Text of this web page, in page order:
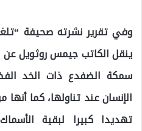
ينقل الكاتب جيمس روثويل عن
سمكة الضفدع ذات الخد
الإنسان عند تناولها، كما أنها
تهديدا كبيرا لبقية